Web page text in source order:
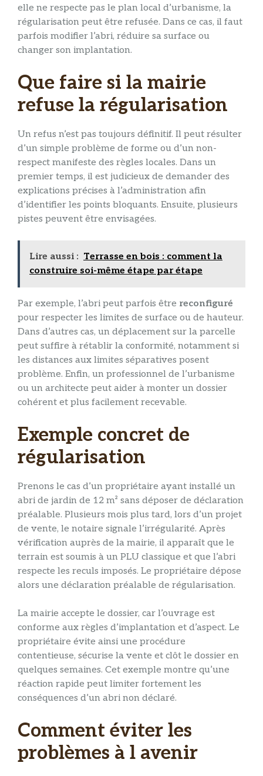
elle ne respecte pas le plan local d’urbanisme, la
régularisation peut être refusée. Dans ce cas, il faut
parfois modifier l’abri, réduire sa surface ou
changer son implantation.
Que faire si la mairie
refuse la régularisation
Un refus n’est pas toujours définitif. Il peut résulter
d’un simple problème de forme ou d’un non-
respect manifeste des règles locales. Dans un
premier temps, il est judicieux de demander des
explications précises à l’administration afin
d’identifier les points bloquants. Ensuite, plusieurs
pistes peuvent être envisagées.
Lire aussi : Terrasse en bois : comment la
construire soi-même étape par étape
Par exemple, l’abri peut parfois être reconfiguré
pour respecter les limites de surface ou de hauteur.
Dans d’autres cas, un déplacement sur la parcelle
peut suffire à rétablir la conformité, notamment si
les distances aux limites séparatives posent
problème. Enfin, un professionnel de l’urbanisme
ou un architecte peut aider à monter un dossier
cohérent et plus facilement recevable.
Exemple concret de
régularisation
Prenons le cas d’un propriétaire ayant installé un
abri de jardin de 12 m² sans déposer de déclaration
préalable. Plusieurs mois plus tard, lors d’un projet
de vente, le notaire signale l’irrégularité. Après
vérification auprès de la mairie, il apparaît que le
terrain est soumis à un PLU classique et que l’abri
respecte les reculs imposés. Le propriétaire dépose
alors une déclaration préalable de régularisation.
La mairie accepte le dossier, car l’ouvrage est
conforme aux règles d’implantation et d’aspect. Le
propriétaire évite ainsi une procédure
contentieuse, sécurise la vente et clôt le dossier en
quelques semaines. Cet exemple montre qu’une
réaction rapide peut limiter fortement les
conséquences d’un abri non déclaré.
Comment éviter les
problèmes à l avenir